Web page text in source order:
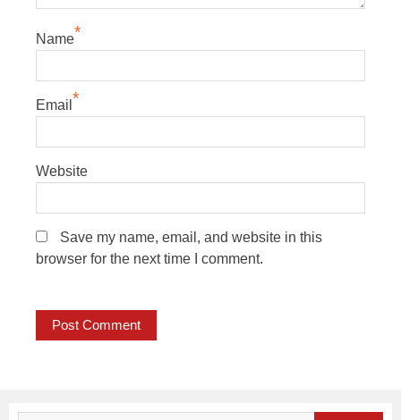
Name*
Email *
Website
Save my name, email, and website in this
browser for the next time I comment.